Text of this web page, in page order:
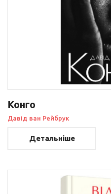
Конго
Давід ван Рейбрук
Детальніше